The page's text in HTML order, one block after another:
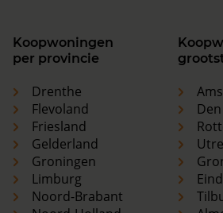
Koopwoningen
per provincie
Drenthe
Flevoland
Friesland
Gelderland
Groningen
Limburg
Noord-Brabant